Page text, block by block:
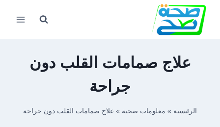
التجاوز
المحتوى
علاج صمامات القلب دون
جراحة
الرئيسية » معلومات صحية » علاج صمامات القلب دون جراحة